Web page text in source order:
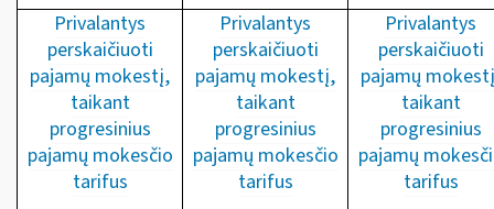
Privalantys
perskaičiuoti
pajamų mokestį,
taikant
progresinius
pajamų mokesčio
tarifus
Privalantys
perskaičiuoti
pajamų mokestį,
taikant
progresinius
pajamų mokesčio
tarifus
Privalantys
perskaičiuoti
pajamų
taikant
progresinius
pajamų
tarifus